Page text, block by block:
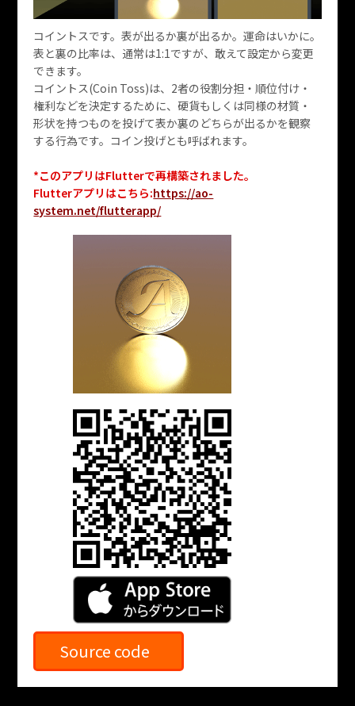
コイントスです。表が出るか裏が出るか。運命はいかに。
表と裏の比率は、通常は1:1ですが、敢えて設定から変更
できます。
コイントス(Coin Toss)は、2者の役割分担・順位付け・
権利などを決定するために、硬貨もしくは同様の材質・
形状を持つものを投げて表か裏のどちらが出るかを観察
する行為です。コイン投げとも呼ばれます。
*このアプリはFlutterで再構築されました。
Flutterアプリはこちら:https://ao-
system.net/flutterapp/
Source code